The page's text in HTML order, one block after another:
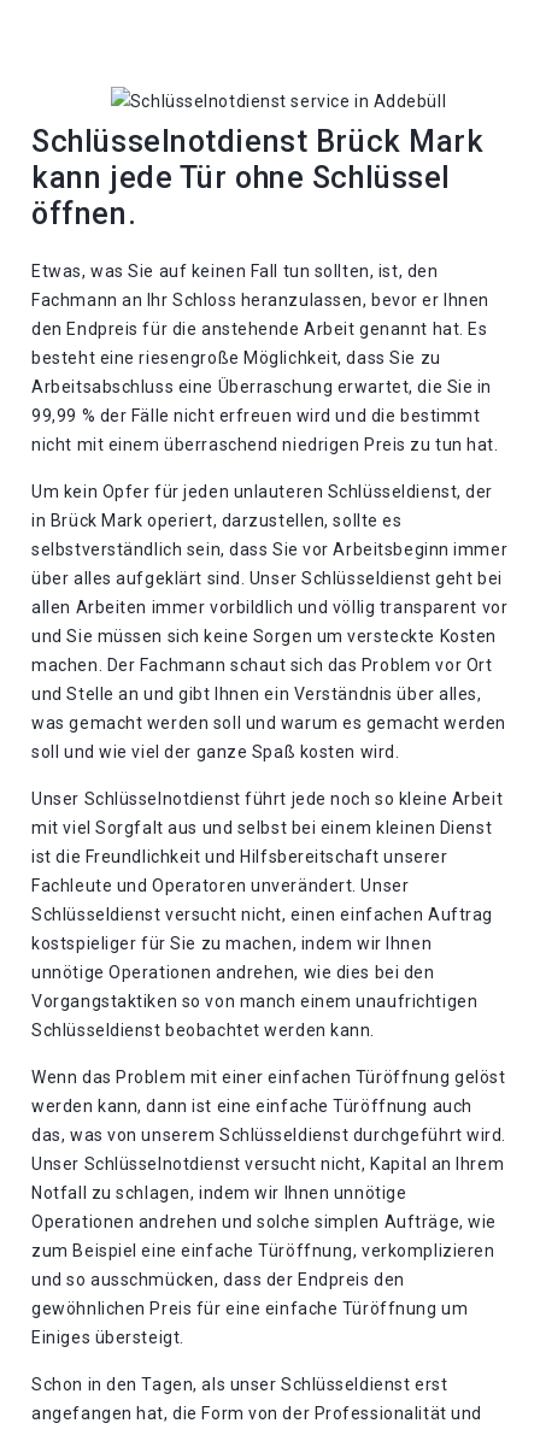
Schlüsselnotdienst Brück Mark
kann jede Tür ohne Schlüssel
öffnen.
Etwas, was Sie auf keinen Fall tun sollten, ist, den
Fachmann an Ihr Schloss heranzulassen, bevor er Ihnen
den Endpreis für die anstehende Arbeit genannt hat. Es
besteht eine riesengroße Möglichkeit, dass Sie zu
Arbeitsabschluss eine Überraschung erwartet, die Sie in
99,99 % der Fälle nicht erfreuen wird und die bestimmt
nicht mit einem überraschend niedrigen Preis zu tun hat.
Um kein Opfer für jeden unlauteren Schlüsseldienst, der
in Brück Mark operiert, darzustellen, sollte es
selbstverständlich sein, dass Sie vor Arbeitsbeginn immer
über alles aufgeklärt sind. Unser Schlüsseldienst geht bei
allen Arbeiten immer vorbildlich und völlig transparent vor
und Sie müssen sich keine Sorgen um versteckte Kosten
machen. Der Fachmann schaut sich das Problem vor Ort
und Stelle an und gibt Ihnen ein Verständnis über alles,
was gemacht werden soll und warum es gemacht werden
soll und wie viel der ganze Spaß kosten wird.
Unser Schlüsselnotdienst führt jede noch so kleine Arbeit
mit viel Sorgfalt aus und selbst bei einem kleinen Dienst
ist die Freundlichkeit und Hilfsbereitschaft unserer
Fachleute und Operatoren unverändert. Unser
Schlüsseldienst versucht nicht, einen einfachen Auftrag
kostspieliger für Sie zu machen, indem wir Ihnen
unnötige Operationen andrehen, wie dies bei den
Vorgangstaktiken so von manch einem unaufrichtigen
Schlüsseldienst beobachtet werden kann.
Wenn das Problem mit einer einfachen Türöffnung gelöst
werden kann, dann ist eine einfache Türöffnung auch
das, was von unserem Schlüsseldienst durchgeführt wird.
Unser Schlüsselnotdienst versucht nicht, Kapital an Ihrem
Notfall zu schlagen, indem wir Ihnen unnötige
Operationen andrehen und solche simplen Aufträge, wie
zum Beispiel eine einfache Türöffnung, verkomplizieren
und so ausschmücken, dass der Endpreis den
gewöhnlichen Preis für eine einfache Türöffnung um
Einiges übersteigt.
Schon in den Tagen, als unser Schlüsseldienst erst
angefangen hat, die Form von der Professionalität und